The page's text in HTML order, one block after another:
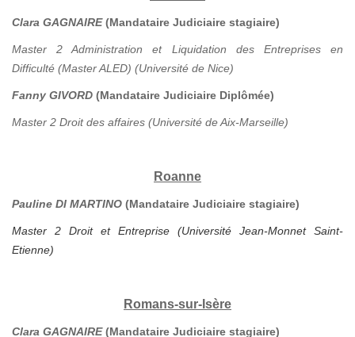
Clara GAGNAIRE(Mandataire Judiciaire stagiaire)
Master 2 Administration et Liquidation des Entreprises en
Difficulté (Master ALED) (Université de Nice)
Fanny GIVORD (Mandataire Judiciaire Diplômée)
Master 2 Droit des affaires (Université de Aix-Marseille)
Roanne
Pauline DI MARTINO (Mandataire Judiciaire stagiaire)
Master 2 Droit et Entreprise (Université Jean-Monnet Saint-
Etienne)
Romans-sur-Isère
Clara GAGNAIRE(Mandataire Judiciaire stagiaire)